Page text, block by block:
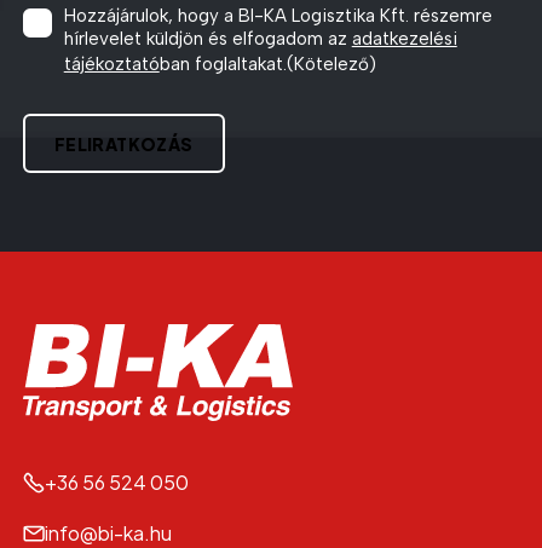
Consent(Kötelező)
Hozzájárulok, hogy a BI-KA Logisztika Kft. részemre
hírlevelet küldjön és elfogadom az adatkezelési
tájékoztatóban foglaltakat.(Kötelező)
CAPTCHA
FELIRATKOZÁS
+36 56 524 050
info@bi-ka.hu